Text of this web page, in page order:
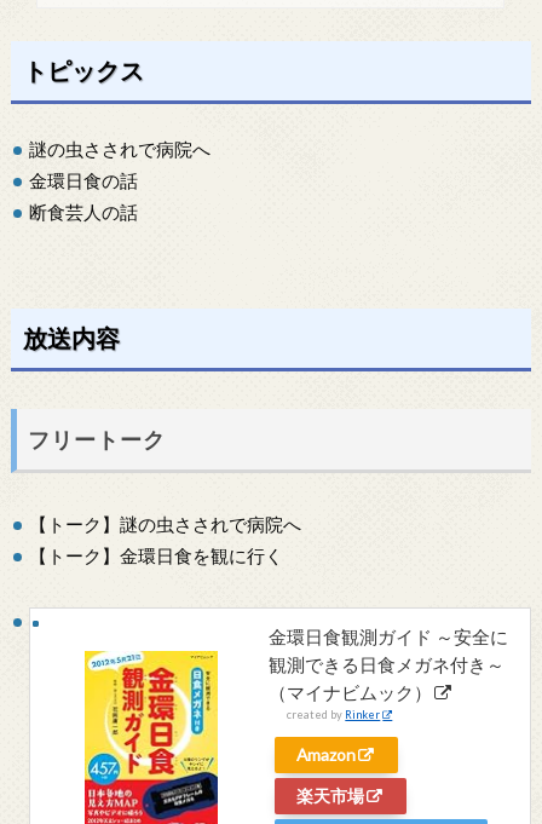
トピックス
謎の虫さされで病院へ
金環日食の話
断食芸人の話
放送内容
フリートーク
【トーク】謎の虫さされで病院へ
【トーク】金環日食を観に行く
金環日食観測ガイド ～安全に
観測できる日食メガネ付き～
（マイナビムック）
created by Rinker
Amazon
楽天市場